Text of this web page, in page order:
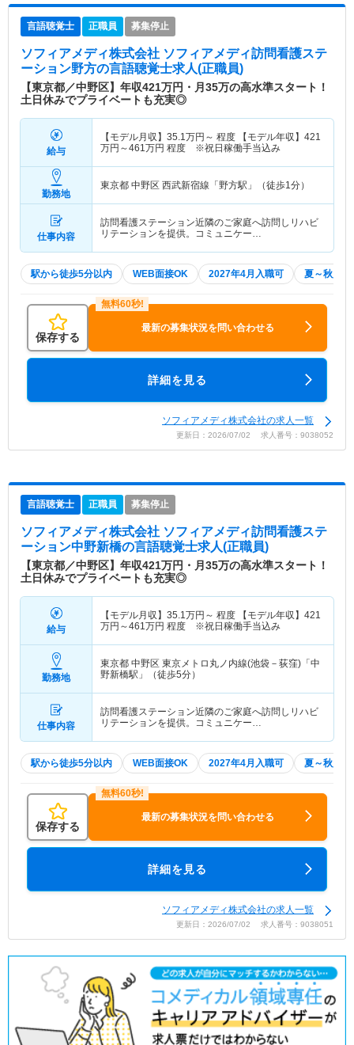
言語聴覚士 正職員 募集停止
ソフィアメディ株式会社 ソフィアメディ訪問看護ステ
ーション野方の言語聴覚士求人(正職員)
【東京都／中野区】年収421万円・月35万の高水準スタート！
土日休みでプライベートも充実◎
給与
【モデル月収】 35.1万円～ 程度 【モデル年収】 421
万円～461万円 程度 ※祝日稼働手当込み
勤務地
東京都 中野区 西武新宿線「野方駅」（徒歩1分）
仕事内容
訪問看護ステーション近隣のご家庭へ訪問しリハビ
リテーションを提供。コミュニケー…
駅から徒歩5分以内 WEB面接OK 2027年4月入職可 夏～秋入職
保存する
最新の募集状況を問い合わせる
詳細を見る
ソフィアメディ株式会社の求人一覧
更新日：2026/07/02 求人番号：9038052
言語聴覚士 正職員 募集停止
ソフィアメディ株式会社 ソフィアメディ訪問看護ステ
ーション中野新橋の言語聴覚士求人(正職員)
【東京都／中野区】年収421万円・月35万の高水準スタート！
土日休みでプライベートも充実◎
給与
【モデル月収】 35.1万円～ 程度 【モデル年収】 421
万円～461万円 程度 ※祝日稼働手当込み
勤務地
東京都 中野区 東京メトロ丸ノ内線(池袋－荻窪)「中
野新橋駅」（徒歩5分）
仕事内容
訪問看護ステーション近隣のご家庭へ訪問しリハビ
リテーションを提供。コミュニケー…
駅から徒歩5分以内 WEB面接OK 2027年4月入職可 夏～秋入職
保存する
最新の募集状況を問い合わせる
詳細を見る
ソフィアメディ株式会社の求人一覧
更新日：2026/07/02 求人番号：9038051